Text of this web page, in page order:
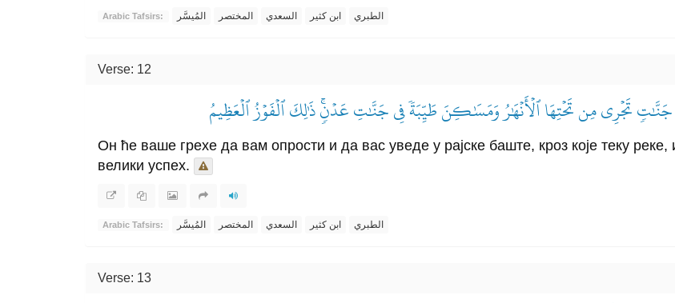
Arabic Tafsirs: المُيسَّر المختصر السعدي ابن كثير الطبري
Verse: 12
تَجۡرِي مِن تَحۡتِهَا ٱلۡأَنۡهَٰرُ وَمَسَٰكِنَ طَيِّبَةٗ فِي جَنَّٰتِ عَدۡنٖۚ ذَٰلِكَ ٱلۡفَوۡزُ ٱلۡعَظِيمُ
Он ће ваше грехе да вам опрости и да вас уведе у рајске баште, кроз које теку
велики успех.
Arabic Tafsirs: المُيسَّر المختصر السعدي ابن كثير الطبري
Verse: 13